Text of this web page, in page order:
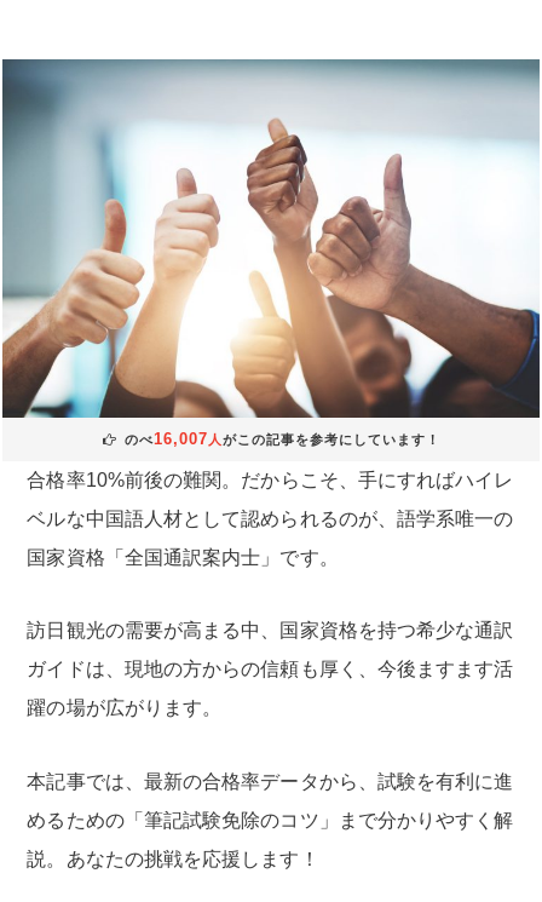
のべ16,007 人 がこの記事を参考にしています！
合格率10%前後の難関。だからこそ、手にすればハイレ
ベルな中国語人材として認められるのが、語学系唯一の
国家資格「全国通訳案内士」です。
訪日観光の需要が高まる中、国家資格を持つ希少な通訳
ガイドは、現地の方からの信頼も厚く、今後ますます活
躍の場が広がります。
本記事では、最新の合格率データから、試験を有利に進
めるための「筆記試験免除のコツ」まで分かりやすく解
説。あなたの挑戦を応援します！